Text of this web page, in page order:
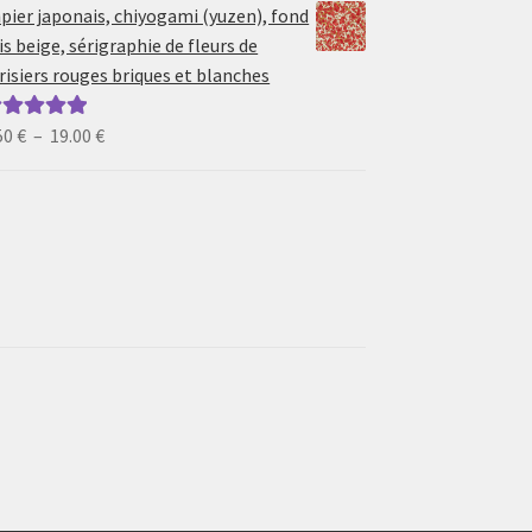
prix :
6.50 €
à
japonais, chiyogami (yuzen), fond
beige, sérigraphie de fleurs de
rouges briques et blanches
5.00sur
€ – 19.00€Plage